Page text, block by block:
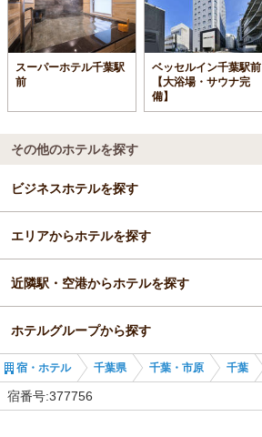
スーパーホテル千葉駅
前
ベッセルイン千葉駅前
【大浴場・サウナ完
備】
その他のホテルを探す
ビジネスホテルを探す
千葉県
千葉・市原
千葉
千葉駅
エリアからホテルを探す
千葉県
千葉・市原
千葉
近隣駅・空港からホテルを探す
千葉駅
京成千葉駅
ホテルグループから探す
全国のアパホテルズ＆リゾーツ
宿・ホテル 千葉県 千葉・市原 千葉
宿番号:377756